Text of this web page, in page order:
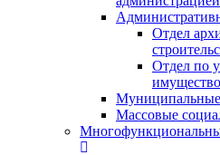
Отдел
Отдел по
Массовые